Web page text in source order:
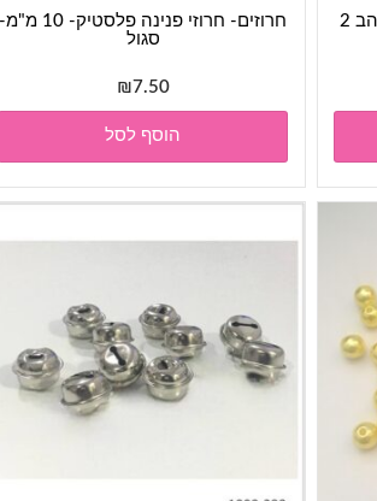
חרוזים- חרוזי פנינה פלסטיק- 10 מ"מ-
סגול
₪7.50
הוסף לסל
פעמונים ליצירה- פעמון סגור מוזהב 2